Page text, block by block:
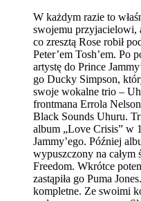
W każdym razie to
swojemu przyjacielowi,
co zresztą Rose robił
Peter’em Tosh’em. Po
artystę do Prince
go Ducky Simpson,
swoje wokalne trio –
frontmana Errola
Black Sounds Uhuru.
album „Love Crisis” w
Jammy’ego. Później
wypuszczony na
Freedom. Wkrótce
zastąpiła go Puma
kompletne. Ze swoimi